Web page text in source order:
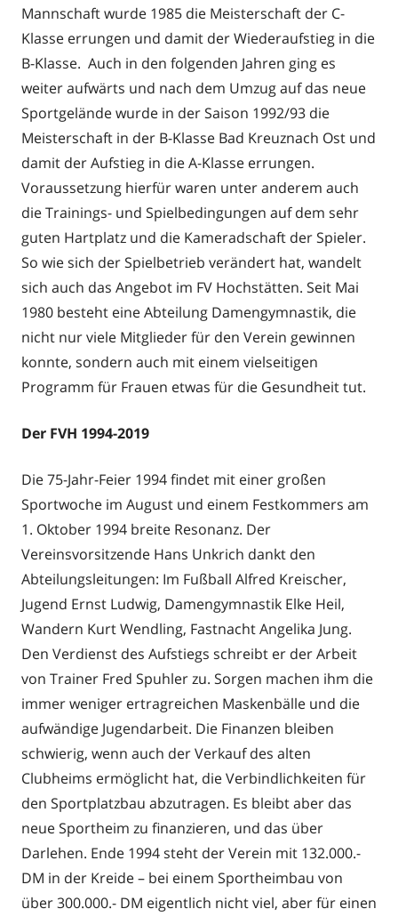
Mannschaft wurde 1985 die Meisterschaft der C-
Klasse errungen und damit der Wiederaufstieg in die
B-Klasse. Auch in den folgenden Jahren ging es
weiter aufwärts und nach dem Umzug auf das neue
Sportgelände wurde in der Saison 1992/93 die
Meisterschaft in der B-Klasse Bad Kreuznach Ost und
damit der Aufstieg in die A-Klasse errungen.
Voraussetzung hierfür waren unter anderem auch
die Trainings- und Spielbedingungen auf dem sehr
guten Hartplatz und die Kameradschaft der Spieler.
So wie sich der Spielbetrieb verändert hat, wandelt
sich auch das Angebot im FV Hochstätten. Seit Mai
1980 besteht eine Abteilung Damengymnastik, die
nicht nur viele Mitglieder für den Verein gewinnen
konnte, sondern auch mit einem vielseitigen
Programm für Frauen etwas für die Gesundheit tut.
Der FVH 1994-2019
Die 75-Jahr-Feier 1994 findet mit einer großen
Sportwoche im August und einem Festkommers am
1. Oktober 1994 breite Resonanz. Der
Vereinsvorsitzende Hans Unkrich dankt den
Abteilungsleitungen: Im Fußball Alfred Kreischer,
Jugend Ernst Ludwig, Damengymnastik Elke Heil,
Wandern Kurt Wendling, Fastnacht Angelika Jung.
Den Verdienst des Aufstiegs schreibt er der Arbeit
von Trainer Fred Spuhler zu. Sorgen machen ihm die
immer weniger ertragreichen Maskenbälle und die
aufwändige Jugendarbeit. Die Finanzen bleiben
schwierig, wenn auch der Verkauf des alten
Clubheims ermöglicht hat, die Verbindlichkeiten für
den Sportplatzbau abzutragen. Es bleibt aber das
neue Sportheim zu finanzieren, und das über
Darlehen. Ende 1994 steht der Verein mit 132.000.-
DM in der Kreide – bei einem Sportheimbau von
über 300.000.- DM eigentlich nicht viel, aber für einen